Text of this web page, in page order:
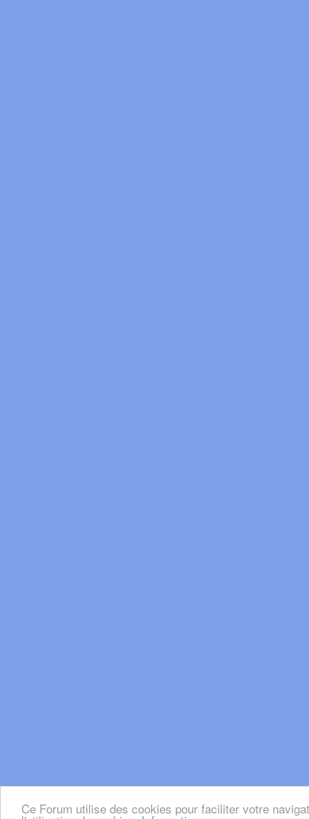
Ce Forum utilise des cookies pour faciliter votre